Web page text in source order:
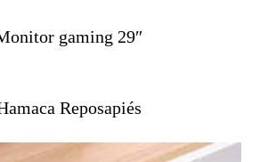
gaming 29″
Reposapiés